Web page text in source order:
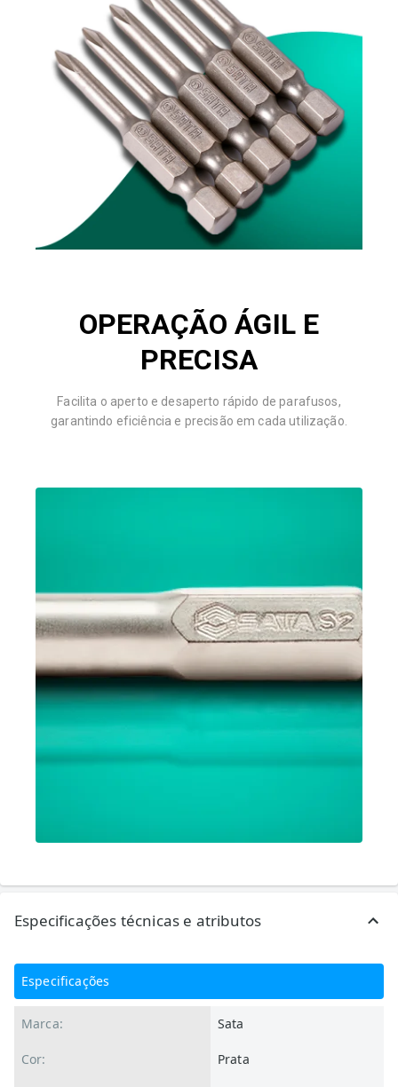
OPERAÇÃO ÁGIL E
PRECISA
Facilita o aperto e desaperto rápido de parafusos,
garantindo eficiência e precisão em cada utilização.
Especificações técnicas e atributos
Especificações
Marca: Sata
Cor: Prata